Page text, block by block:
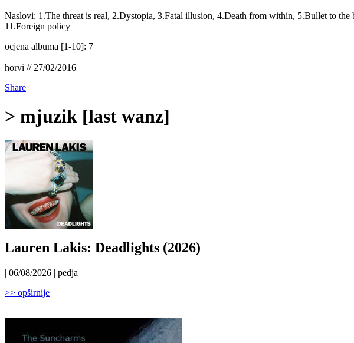
Naslovi: 1.The threat is real, 2.Dystopia, 3.Fatal illusion, 4.Death from within, 5.Bullet to
11.Foreign policy
ocjena albuma [1-10]: 7
horvi // 27/02/2016
Share
> mjuzik [last wanz]
Lauren Lakis: Deadlights (2026)
| 06/08/2026 | pedja |
>> opširnije